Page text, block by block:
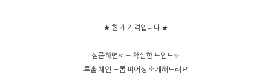
★ 한 개 가격입니다 ★
심플하면서도 확실한 포인트✨
투홀 체인 드롭 피어싱 소개해드려요